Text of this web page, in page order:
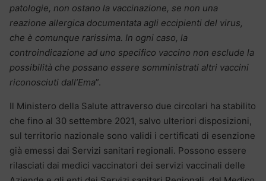
patologie, non ostano la vaccinazione, se non una
reazione allergica documentata agli eccipienti del virus,
che è comunque rarissima. In ogni caso, la
controindicazione ad uno specifico vaccino non esclude la
possibilità che possano essere somministrati altri vaccini
riconosciuti dall’Ema”.
Il Ministero della Salute attraverso due circolari ha stabilito
che fino al 30 settembre 2021, salvo ulteriori disposizioni,
sul territorio nazionale sono validi i certificati di esenzione
già emessi dai Servizi sanitari regionali. Possono essere
rilasciati dai medici vaccinatori dei servizi vaccinali delle